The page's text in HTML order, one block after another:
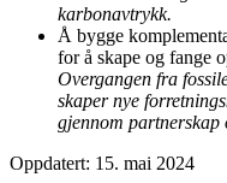
karbonavtrykk.
Å bygge
for å skape og fange
Overgangen fra
skaper nye
gjennom partnerskap
Oppdatert: 15. mai 2024